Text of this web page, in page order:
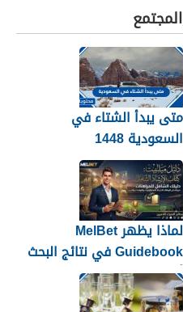
متى يبدأ الشتاء في
السعودية 1448
لماذا يظهر MelBet
Guidebook في نتائج البحث
أكثر من صفحات كثيرة؟